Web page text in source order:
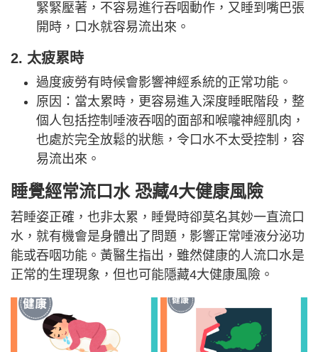
緊緊壓著，不容易進行吞咽動作，又睡到嘴巴張
開時，口水就容易流出來。
2. 太疲累時
過度疲勞有時候會影響神經系統的正常功能。
原因：當太累時，更容易進入深度睡眠階段，整
個人包括控制唾液吞咽的面部和喉嚨神經肌肉，
也處於完全放鬆的狀態，令口水不太受控制，容
易流出來。
睡覺經常流口水 恐藏4大健康風險
若睡姿正確，也非太累，睡覺時卻莫名其妙一直流口
水，就有機會是身體出了問題，影響正常唾液分泌功
能或吞咽功能。黃醫生指出，雖然健康的人流口水是
正常的生理現象，但也可能隱藏4大健康風險。